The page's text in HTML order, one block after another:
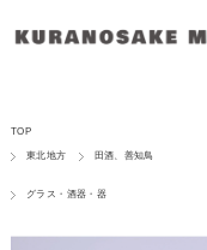
TOP
東北地方 田酒、善知鳥
グラス・酒器・器